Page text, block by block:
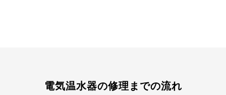
電気温水器の修理までの流れ